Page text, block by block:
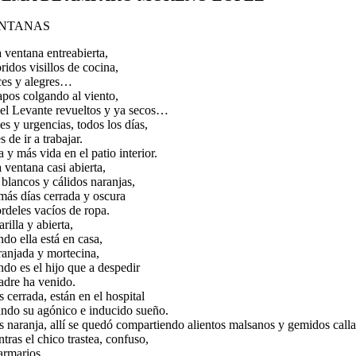
ventana entreabierta,
visillos de cocina,
y alegres…
colgando al viento,
Levante revueltos y ya secos…
y urgencias, todos los días,
de ir a trabajar.
y más vida en el patio interior.
ventana casi abierta,
y cálidos naranjas,
días cerrada y oscura
vacíos de ropa.
y abierta,
ella está en casa,
y mortecina,
es el hijo que a despedir
ha venido.
cerrada, están en el hospital
su agónico e inducido sueño.
naranja, allí se quedó compartiendo alientos malsanos y gemidos
el chico trastea, confuso,